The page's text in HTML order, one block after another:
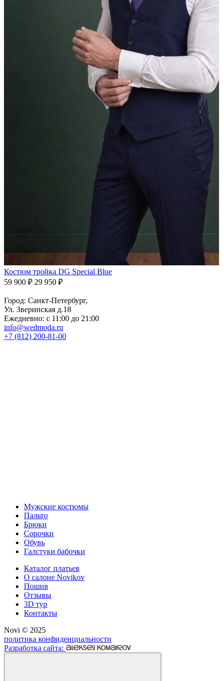
Костюм тройка DG Special Blue
59 900 ₽ 29 950 ₽
Город: Санкт-Петербург,
Ул. Зверинская д.18
Ежедневно: с 11:00 до 21:00
info@wedmoda.ru
+7 (812) 200-81-00
Мужские костюмы
Пальто
Брюки
Сорочки
Обувь
Галстуки бабочки
Каталог платьев
О салоне Novikov
Пошив
Отзывы
3D тур
Контакты
Novi © 2025
политика конфиденциальности
Разработка сайта: